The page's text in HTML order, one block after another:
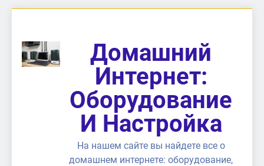
содержимому
Домашний
Интернет:
Оборудование
И Настройка
На нашем сайте вы найдете все о
домашнем интернете: оборудование,